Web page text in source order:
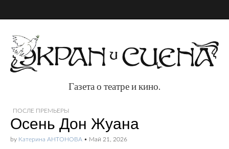
Газета о театре и
кино.
Газета о театре и кино.
ПОСЛЕ ПРЕМЬЕРЫ
Осень Дон Жуана
by Катерина АНТОНОВА • Май 21, 2026